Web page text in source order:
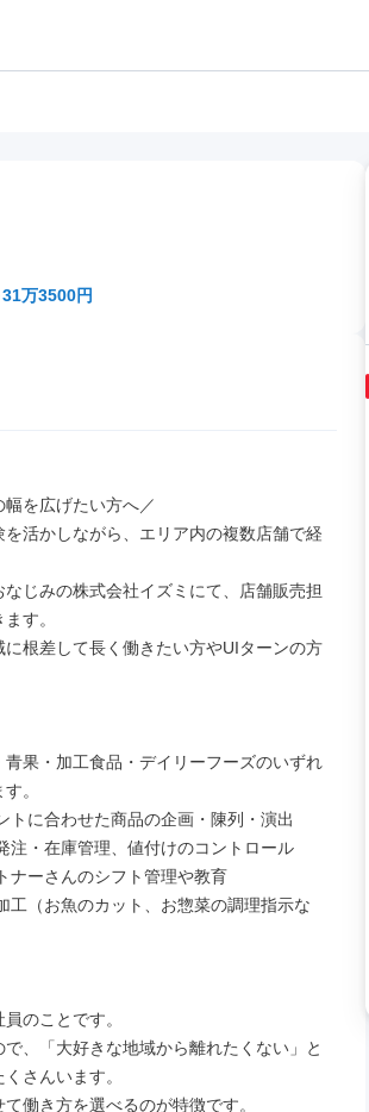
万3500円
を広げたい方へ／
活かしながら、エリア内の複数店舗で経
なじみの株式会社イズミにて、店舗販売担
す。
根差して長く働きたい方やUIターンの方
果・加工食品・デイリーフーズのいずれ
。
トに合わせた商品の企画・陳列・演出
注・在庫管理、値付けのコントロール
ナーさんのシフト管理や教育
工（お魚のカット、お惣菜の調理指示な
のことです。
、「大好きな地域から離れたくない」と
さんいます。
働き方を選べるのが特徴です。